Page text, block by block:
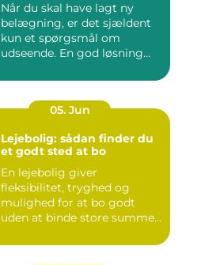
Når du skal have lagt ny
belægning, er det sjældent
kun et spørgsmål om
udseende. En god løsning
05. Jun
Lejebolig: sådan finder du
et godt sted at bo
En lejebolig giver
fleksibilitet, tryghed og
mulighed for at bo godt
uden at binde store summer